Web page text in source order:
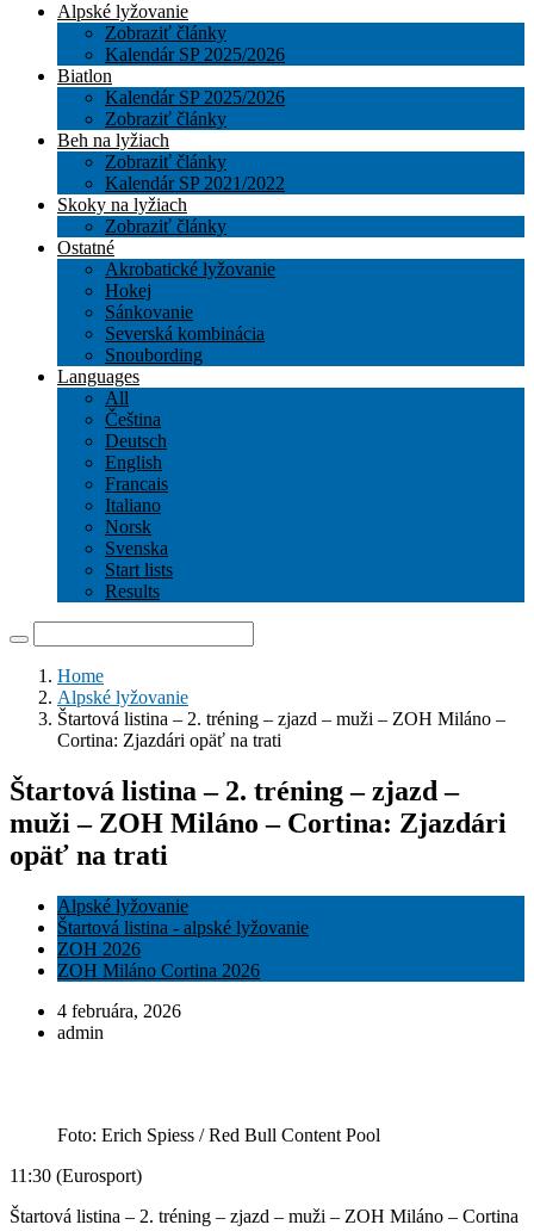
Alpské lyžovanie
Zobraziť články
Kalendár SP 2025/2026
Biatlon
Kalendár SP 2025/2026
Zobraziť články
Beh na lyžiach
Zobraziť články
Kalendár SP 2021/2022
Skoky na lyžiach
Zobraziť články
Ostatné
Akrobatické lyžovanie
Hokej
Sánkovanie
Severská kombinácia
Snoubording
Languages
All
Čeština
Deutsch
English
Francais
Italiano
Norsk
Svenska
Start lists
Results
Home
Alpské lyžovanie
Štartová listina – 2. tréning – zjazd – muži – ZOH Miláno –
Cortina: Zjazdári opäť na trati
Štartová listina – 2. tréning – zjazd –
muži – ZOH Miláno – Cortina: Zjazdári
opäť na trati
Alpské lyžovanie
Štartová listina - alpské lyžovanie
ZOH 2026
ZOH Miláno Cortina 2026
4 februára, 2026
admin
Foto: Erich Spiess / Red Bull Content Pool
11:30 (Eurosport)
Štartová listina – 2. tréning – zjazd – muži – ZOH Miláno – Cortina